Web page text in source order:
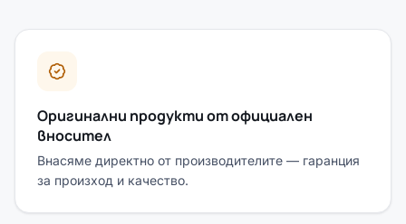
Защо да изберете Корект Комерс 78
Оригинални продукти от официален
вносител
Внасяме директно от производителите — гаранция
за произход и качество.